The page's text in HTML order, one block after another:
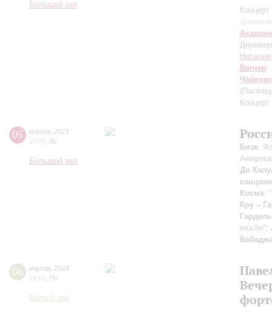
Большой зал
Вагнер:
05 марта
2023
20:00 Вс
Большой зал
Бизе:
Ди
Косма:
Кру –
Гардель
mucho”;
06 марта
2023
19:00 Пн
Малый зал